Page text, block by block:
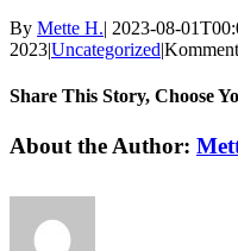
By Mette H.| 2023-08-
2023|Uncategorized|
Share This Story, Choose
Facebook
Twitter
Linkedin
Reddit
Tumblr
Google+
Pinterest
Vk
Email
About the Author: